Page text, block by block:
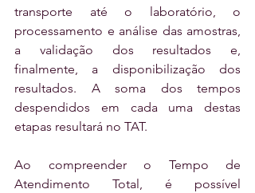
transporte até o laboratório, o
processamento e análise das amostras,
a validação dos resultados e,
finalmente, a disponibilização dos
resultados. A soma dos tempos
despendidos em cada uma destas
etapas resultará no TAT.
Ao compreender o Tempo de
Atendimento Total, é possível